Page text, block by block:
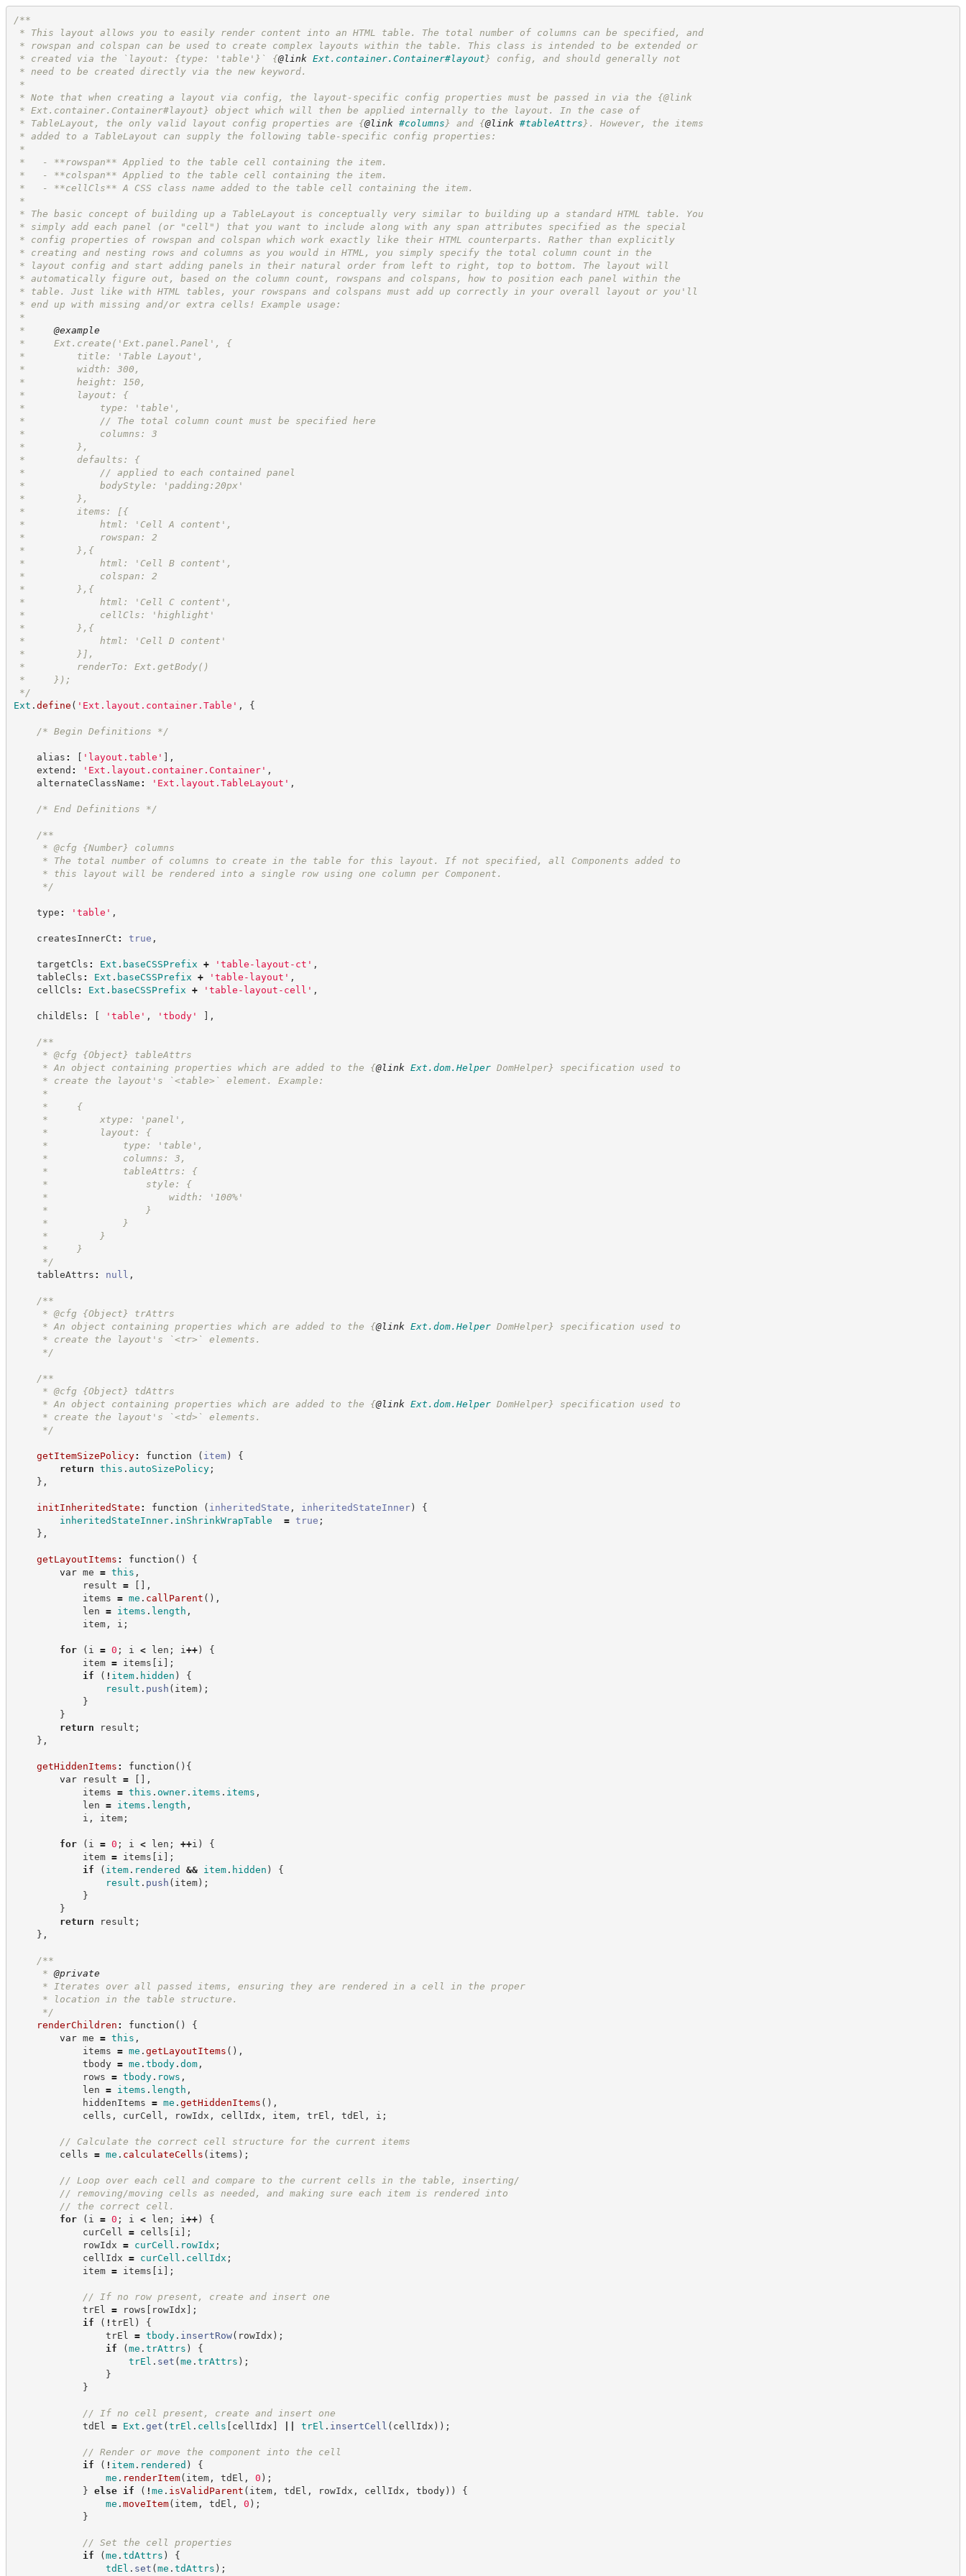
/**
* This layout allows you to easily render content into an HTML table. The total number of columns can be specified, and
* rowspan and colspan can be used to create complex layouts within the table. This class is intended to be extended or
* created via the `layout: {type: 'table'}` {@link Ext.container.Container#layout } config, and should generally not
* need to be created directly via the new keyword.
*
* Note that when creating a layout via config, the layout-specific config properties must be passed in via the {@link
* Ext.container.Container#layout} object which will then be applied internally to the layout. In the case of
* TableLayout, the only valid layout config properties are {@link #columns } and {@link #tableAttrs } . However, the items
* added to a TableLayout can supply the following table-specific config properties:
*
*   - **rowspan** Applied to the table cell containing the item.
*   - **colspan** Applied to the table cell containing the item.
*   - **cellCls** A CSS class name added to the table cell containing the item.
*
* The basic concept of building up a TableLayout is conceptually very similar to building up a standard HTML table. You
* simply add each panel (or "cell") that you want to include along with any span attributes specified as the special
* config properties of rowspan and colspan which work exactly like their HTML counterparts. Rather than explicitly
* creating and nesting rows and columns as you would in HTML, you simply specify the total column count in the
* layout config and start adding panels in their natural order from left to right, top to bottom. The layout will
* automatically figure out, based on the column count, rowspans and colspans, how to position each panel within the
* table. Just like with HTML tables, your rowspans and colspans must add up correctly in your overall layout or you'll
* end up with missing and/or extra cells! Example usage:
*
* @example
*     Ext.create('Ext.panel.Panel', {
*         title: 'Table Layout',
*         width: 300,
*         height: 150,
*         layout: {
*             type: 'table',
*             // The total column count must be specified here
*             columns: 3
*         },
*         defaults: {
*             // applied to each contained panel
*             bodyStyle: 'padding:20px'
*         },
*         items: [{
*             html: 'Cell A content',
*             rowspan: 2
*         },{
*             html: 'Cell B content',
*             colspan: 2
*         },{
*             html: 'Cell C content',
*             cellCls: 'highlight'
*         },{
*             html: 'Cell D content'
*         }],
*         renderTo: Ext.getBody()
*     });
*/
Ext . define ( ' Ext.layout.container.Table ' , {
/* Begin Definitions */
alias : [ ' layout.table ' ] ,
extend : ' Ext.layout.container.Container' ,
alternateClassName : ' Ext.layout.TableLayout ' ,
/* End Definitions */
/**
* @cfg {Number}
columns
* The total number of columns to create in the table for this layout. If not specified, all Components added to
* this layout will be rendered into a single row using one column per Component.
*/
type : ' table ' ,
createsInnerCt : true ,
targetCls : Ext . baseCSSPrefix + ' table-layout-ct ' ,
tableCls : Ext . baseCSSPrefix + ' table-layout ' ,
cellCls : Ext . baseCSSPrefix + ' table-layout-cell ' ,
childEls : [ ' table ' , ' tbody' ] ,
/**
* @cfg {Object}
tableAttrs
* An object containing properties which are added to the {@link Ext.dom.Helper DomHelper} specification used to
* create the layout's `<table>` element. Example:
*
*     {
*         xtype: 'panel',
*         layout: {
*             type: 'table',
*             columns: 3,
*             tableAttrs: {
*                 style: {
*                     width: '100%'
*                 }
*             }
*         }
*     }
*/
tableAttrs : null ,
/**
* @cfg {Object}
trAttrs
* An object containing properties which are added to the {@link Ext.dom.Helper DomHelper} specification used to
* create the layout's `<tr>` elements.
*/
/**
* @cfg {Object}
tdAttrs
* An object containing properties which are added to the {@link Ext.dom.Helper DomHelper} specification used to
* create the layout's `<td>` elements.
*/
getItemSizePolicy: function ( item)
{
return this . autoSizePolicy;
} ,
initInheritedState : function ( inheritedState , inheritedStateInner)
{
inheritedStateInner. inShrinkWrapTable = true ;
} ,
getLayoutItems : function ( )
{
var me = this ,
result = [ ] ,
items = me . callParent ( ) ,
len = items . length ,
item, i ;
for ( i = 0 ; i < len ; i ++)
{
item = items [ i ] ;
if
( ! item. hidden )
{
result . push ( item) ;
}
}
return result ;
} ,
getHiddenItems : function ( ) {
var result = [ ] ,
items = this . owner. items . items ,
len = items . length ,
i , item;
for ( i = 0 ; i < len ; ++i )
{
item = items [ i ] ;
if
( item. rendered && item. hidden )
{
result . push ( item) ;
}
}
return result ;
} ,
/**
* @private
* Iterates over all passed items, ensuring they are rendered in a cell in the proper
* location in the table structure.
*/
renderChildren : function ( )
{
var me = this ,
items = me . getLayoutItems ( ) ,
tbody = me . tbody. dom,
rows = tbody. rows ,
len = items . length ,
hiddenItems = me . getHiddenItems ( ) ,
cells , curCell , rowIdx , cellIdx , item, trEl , tdEl , i ;
// Calculate the correct cell structure for the current items
cells = me . calculateCells ( items ) ;
// Loop over each cell and compare to the current cells in the table, inserting/
// removing/moving cells as needed, and making sure each item is rendered into
// the correct cell.
for
( i = 0 ; i < len ; i ++)
{
curCell = cells [ i ] ;
rowIdx = curCell . rowIdx ;
cellIdx = curCell . cellIdx ;
item = items [ i ] ;
// If no row present, create and insert one
trEl = rows [ rowIdx ] ;
if
( ! trEl )
{
trEl = tbody. insertRow( rowIdx ) ;
if
(me . trAttrs )
{
trEl . set (me . trAttrs ) ;
}
}
// If no cell present, create and insert one
tdEl = Ext . get (trEl . cells [ cellIdx ] trEl . insertCell ( cellIdx ) ) ;
// Render or move the component into the cell
if
( ! item. rendered )
{
me . renderItem( item, tdEl , 0 ) ;
} else if ( ! me . isValidParent ( item, tdEl , rowIdx , cellIdx , tbody) )
{
me . moveItem( item, tdEl , 0 ) ;
}
// Set the cell properties
if
(me . tdAttrs )
{
tdEl . set (me . tdAttrs ) ;